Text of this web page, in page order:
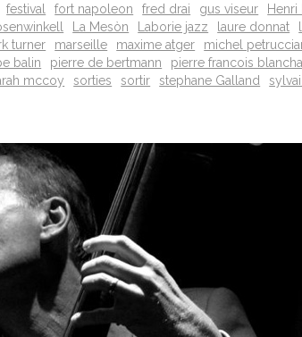
festival fort napoleon fred drai gus viseur Henri
La Mesòn Laborie jazz laure donnat
turner marseille maxime atger michel
balin pierre de bertmann pierre francois
mccoy sorties sortir stephane Galland